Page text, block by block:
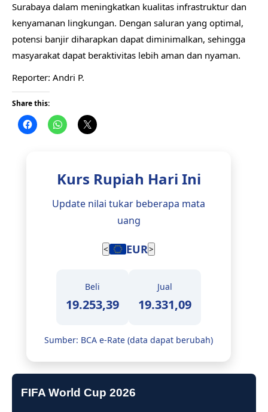
Surabaya dalam meningkatkan kualitas infrastruktur dan
kenyamanan lingkungan. Dengan saluran yang optimal,
potensi banjir diharapkan dapat diminimalkan, sehingga
masyarakat dapat beraktivitas lebih aman dan nyaman.
Reporter: Andri P.
Share this:
Kurs Rupiah Hari Ini
Update nilai tukar beberapa mata
uang
< EUR>
Beli
19.253,39
Jual
19.331,09
Sumber: BCA e-Rate (data dapat berubah)
FIFA World Cup 2026